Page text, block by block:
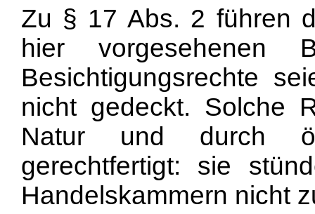
Zu § 17 Abs. 2 führen
hier vorgesehenen
Besichtigungsrechte
nicht gedeckt. Solche
Natur und durch
gerechtfertigt: sie
Handelskammern nicht